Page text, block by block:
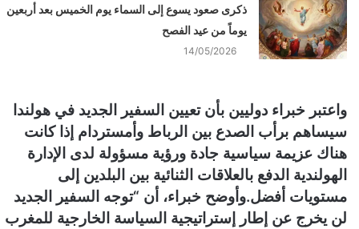
ذكرى صعود يسوع إلى السماء يوم الخميس بعد أربعين
يوماً من عيد الفصح
14/05/2026
واعتبر خبراء دوليين بأن تعيين السفير الجديد في هولندا
سيساهم برأب الصدع بين الرباط وأمستردام إذا كانت
هناك عزيمة سياسية جادة ورؤية مسؤولة لدى الإدارة
الهولندية الدفع بالعلاقات الثنائية بين البلدين إلى
مستويات أفضل.وأوضح خبراء، أن “توجه السفير الجديد
لن يخرج عن إطار إستراتيجية السياسة الخارجية للمغرب